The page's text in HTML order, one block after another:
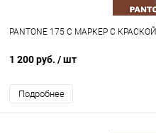
PANTONE 175 C МАРКЕР С КРАСКОЙ
1 200 руб. / шт
Подробнее